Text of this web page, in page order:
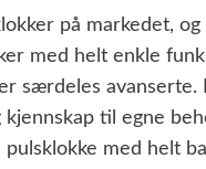
på markedet,
med helt enkle
særdeles
til egne
med helt